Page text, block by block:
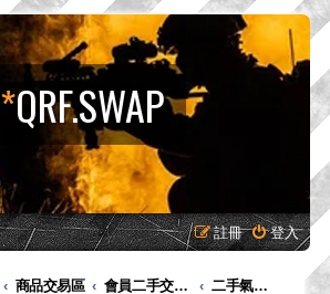
*QRF.SWAP
登入
註冊
商品交易區 會員二手交易區 二手氣動槍交易